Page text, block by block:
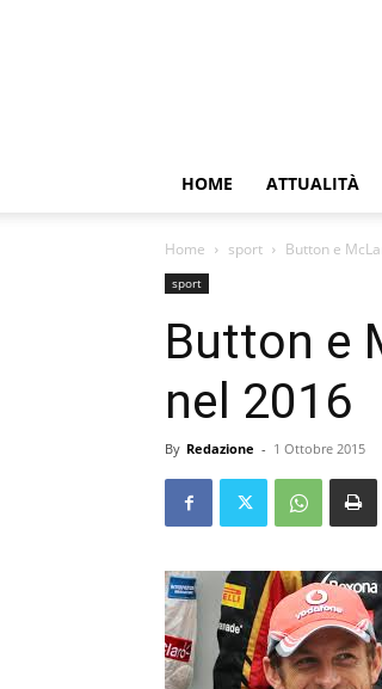
HOME ATTUALITÀ
Home sport Button e
sport
Button e
nel 2016
By Redazione - 1 Ottobre 2015